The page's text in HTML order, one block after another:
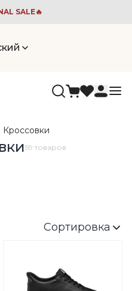
SALE🔥
Кроссовки
59 товаров
Сортировка